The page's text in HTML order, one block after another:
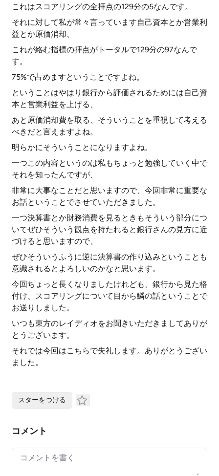
これはスコアリングの全拝点の129分の5なんです。
それに対して私が常々言っています自己資本とか営業利
益とか原価消却、
これが絡む指標の拝点がトータルで129分の97なんで
す。
75%で占めますということですよね。
ということはやはり銀行から評価されるためには自己資
本と営業利益を上げる、
あと原価消却費を取る、そういうことを重視して考える
べきだと言えますよね。
明らかにそういうことになりますよね。
一つこの内容というのは私もちょっと勉強していく中で
それを知ったんですが、
非常に大事なことだと思いますので、今回非常に重要な
お話ということでさせていただきました。
一つ決算書とか財務消費を見るときもそういう部分につ
いてぜひそういう観点を持たれると銀行さんの見方に近
づけると思いますので、
ぜひそういうふうに逆に決算書の作り込みということも
意識されるとよろしいのかなと思います。
今回ちょっと長くなりましたけれども、銀行から見た格
付け、スコアリングについて目から鱗の話ということで
お送りしました。
いつも東方のレイディオをお聞きいただきましてありが
とうございます。
それでは今回はこちらで失礼します。ありがとうござい
ました。
スターをつける
コメント
Your comment